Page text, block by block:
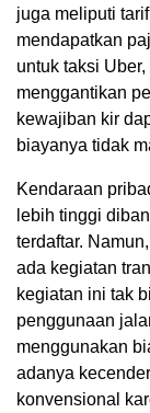
juga meliputi
mendapatkan
untuk taksi
menggantikan
kewajiban kir
biayanya tidak
Kendaraan
lebih tinggi
terdaftar.
ada kegiatan
kegiatan ini tak
penggunaan
menggunakan
adanya
konvensional